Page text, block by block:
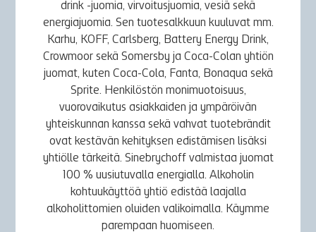
drink -juomia, virvoitusjuomia, vesiä sekä
energiajuomia. Sen tuotesalkkuun kuuluvat mm.
Karhu, KOFF, Carlsberg, Battery Energy Drink,
Crowmoor sekä Somersby ja Coca-Colan yhtiön
juomat, kuten Coca-Cola, Fanta, Bonaqua sekä
Sprite. Henkilöstön monimuotoisuus,
vuorovaikutus asiakkaiden ja ympäröivän
yhteiskunnan kanssa sekä vahvat tuotebrändit
ovat kestävän kehityksen edistämisen lisäksi
yhtiölle tärkeitä. Sinebrychoff valmistaa juomat
100 % uusiutuvalla energialla. Alkoholin
kohtuukäyttöä yhtiö edistää laajalla
alkoholittomien oluiden valikoimalla. Käymme
parempaan huomiseen.